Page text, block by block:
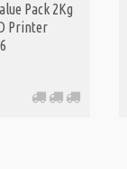
Pack 2Kg
Printer